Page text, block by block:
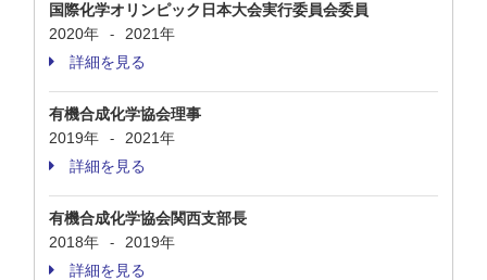
国際化学オリンピック日本大会実行委員会委員
2020年
-
2021年
詳細を見る
有機合成化学協会理事
2019年
-
2021年
詳細を見る
有機合成化学協会関西支部長
2018年
-
2019年
詳細を見る